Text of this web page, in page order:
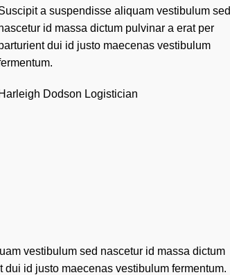
a suspendisse aliquam vestibulum sed
id massa dictum pulvinar a erat per
dui id justo maecenas vestibulum
Harleigh Dodson Logistician
vestibulum sed nascetur id massa dictum
dui id justo maecenas vestibulum fermentum.